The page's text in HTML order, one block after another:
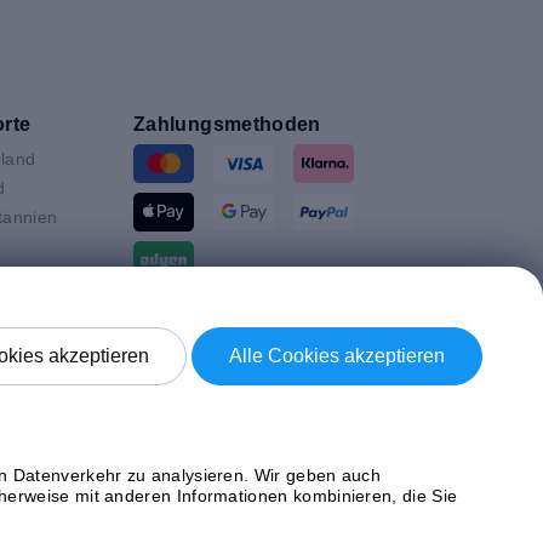
Zahlungsmethoden
Versand mit
akzeptieren
Alle Cookies akzeptieren
Datenverkehr zu analysieren. Wir geben auch
mit anderen Informationen kombinieren, die Sie